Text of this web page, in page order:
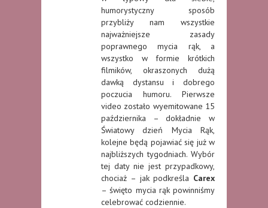
humorystyczny sposób
przybliży nam wszystkie
najważniejsze zasady
poprawnego mycia rąk, a
wszystko w formie krótkich
filmików, okraszonych dużą
dawką dystansu i dobrego
poczucia humoru. Pierwsze
video zostało wyemitowane 15
października – dokładnie w
Światowy dzień Mycia Rąk,
kolejne będą pojawiać się już w
najbliższych tygodniach. Wybór
tej daty nie jest przypadkowy,
chociaż – jak podkreśla Carex
– święto mycia rąk powinniśmy
celebrować codziennie.